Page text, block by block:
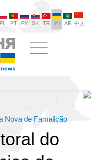
PL PT РУ SK TR УК AR 中文
Nova de Famalicão
do